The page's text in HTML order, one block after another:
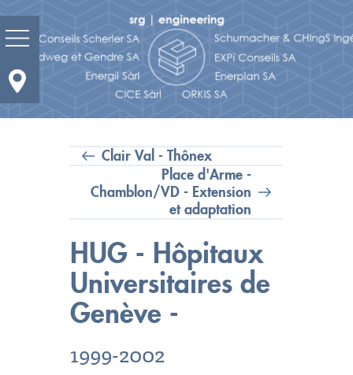
Prestations
Domaines d'activités
Réalisations
Bureaux et contacts
Carrières
Clair Val - Thônex
Place d'Arme -
Chamblon/VD - Extension
et adaptation
HUG - Hôpitaux
Universitaires de
Genève -
1999-2002